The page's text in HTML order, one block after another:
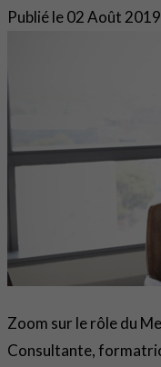
Publié le02 Août
Zoom sur le rôle du
Consultante,